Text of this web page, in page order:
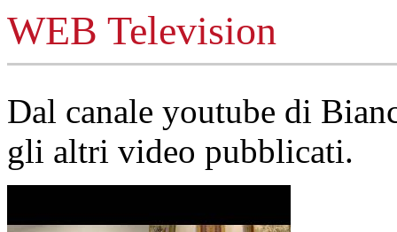
WEB Television
Dal canale youtube di
gli altri video pubblicati.